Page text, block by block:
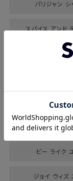
パリジャン シ
スパイス アンド
イントロダクシ
パリジェンヌ フェイ
ボン ウッ
ピオニー ブ
ビー ライク
ジョイ ウィズ